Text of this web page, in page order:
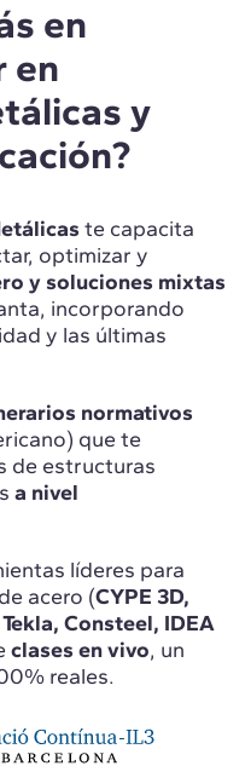
en
en
y
te capacita
optimizar y
y soluciones mixtas
incorporando
y las últimas
normativos
que te
de estructuras
a nivel
líderes para
acero (CYPE 3D,
Consteel, IDEA
clases en vivo, un
reales.